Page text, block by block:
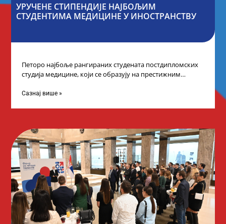
УРУЧЕНЕ СТИПЕНДИЈЕ НАЈБОЉИМ
СТУДЕНТИМА МЕДИЦИНЕ У ИНОСТРАНСТВУ
Петоро најбоље рангираних студената постдипломских
студија медицине, који се образују на престижним
стипендије од
Сазнај више »